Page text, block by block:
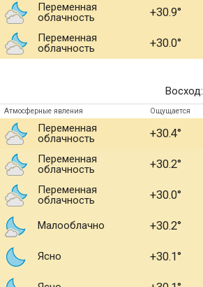
Переменная
облачность
+30.9
Переменная
облачность
+30.0
Восход:
Атмосферные явления Ощущается
Переменная
облачность
+30.4
Переменная
облачность
+30.2
Переменная
облачность
+30.0
Малооблачно +30.2
Ясно +30.1